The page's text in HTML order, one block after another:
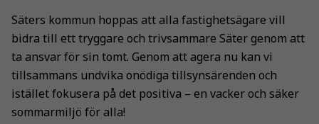
Säters kommun hoppas att alla fastighetsägare vill
bidra till ett tryggare och trivsammare Säter genom att
ta ansvar för sin tomt. Genom att agera nu kan vi
tillsammans undvika onödiga tillsynsärenden och
istället fokusera på det positiva – en vacker och säker
sommarmiljö för alla!